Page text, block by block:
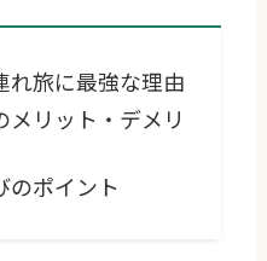
れ旅に最強な理由
メリット・デメリ
のポイント